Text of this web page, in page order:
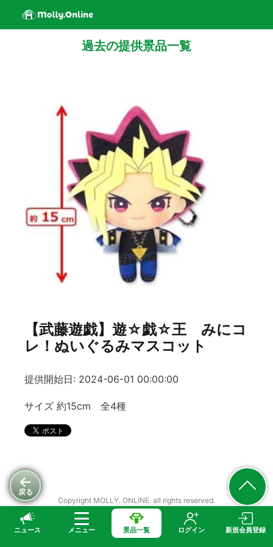
ニュース メニュー 景品一覧 ログイン 新規会員登録
戻る
過去の提供景品一覧
【武藤遊戯】遊☆戯☆王 みにコ
レ！ぬいぐるみマスコット
提供開始日: 2024-06-01 00:00:00
サイズ 約15cm 全4種
Copyright MOLLY. ONLINE. all rights reserved.